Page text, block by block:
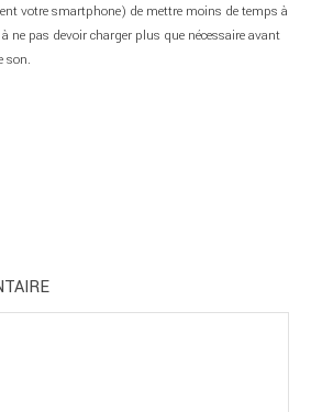
votre smartphone) de mettre moins de temps à
ne pas devoir charger plus que nécessaire avant
son.